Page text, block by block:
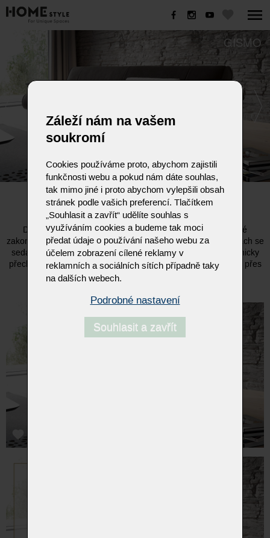
GISMO
GISMO
Plynulé měkké linie, kompaktní charakter!
Designový jazyk GISMA přináší pohodlné sezení. Nápadné
zakončení švů zdůrazňuje vnější čiré tvary. Na vnějších stranách se
sedák zvedá k naznačeným loketním opěrkám, které harmonicky
přecházejí do zad. Filigránový drátěný rám dodává pohovce i přes
její kompaktní tvar lehce vznášející se charakter.
Záleží nám na vašem
soukromí
Cookies používáme proto, abychom zajistili
funkčnosti webu a pokud nám dáte souhlas,
tak mimo jiné i proto abychom vylepšili obsah
stránek podle vašich preferencí. Tlačítkem
„Souhlasit a zavřít“ udělíte souhlas s
využíváním cookies a budeme tak moci
předat údaje o používání našeho webu za
účelem zobrazení cílené reklamy v
reklamních a sociálních sítích případně taky
na dalších webech.
Podrobné nastavení
Souhlasit a zavřít